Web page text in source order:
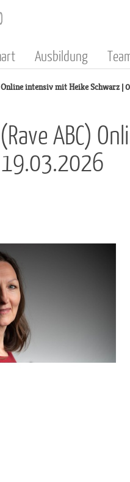
Ausbildung
Online intensiv mit Heike Schwarz |
ABC)